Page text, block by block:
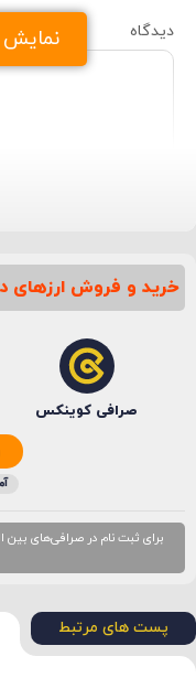
نمایش
نام*
خرید و فروش ارزهای
صرافی کوینکس
پست های مرتبط